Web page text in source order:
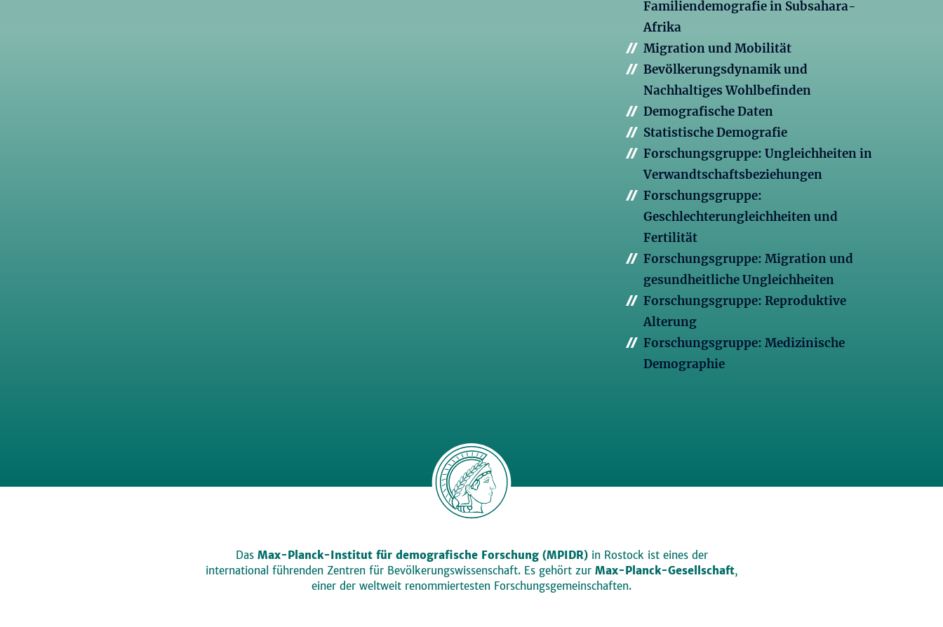
Familiendemografie in Subsahara-
Afrika
Migration und Mobilität
Bevölkerungsdynamik und
Nachhaltiges Wohlbefinden
Demografische Daten
Statistische Demografie
Forschungsgruppe: Ungleichheiten in
Verwandtschaftsbeziehungen
Forschungsgruppe:
Geschlechterungleichheiten und
Fertilität
Forschungsgruppe: Migration und
gesundheitliche Ungleichheiten
Forschungsgruppe: Reproduktive
Alterung
Forschungsgruppe: Medizinische
Demographie
Das Max-Planck-Institut für demografische Forschung (MPIDR)in Rostock ist eines der
international führenden Zentren für Bevölkerungswissenschaft. Es gehört zur Max-Planck-Gesellschaft,
einer der weltweit renommiertesten Forschungsgemeinschaften.